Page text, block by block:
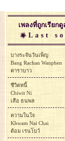
เพลงที่ถูกเรียก
Last
บางระจันวันเพ็ญ
Bang Rachan Wanphen
คาราบาว
ชีวิตหนี้
Chiwit Ni
เสือ ธนพล
ความในใจ
Khwam Nai Chai
ต้อม เรนโบว์